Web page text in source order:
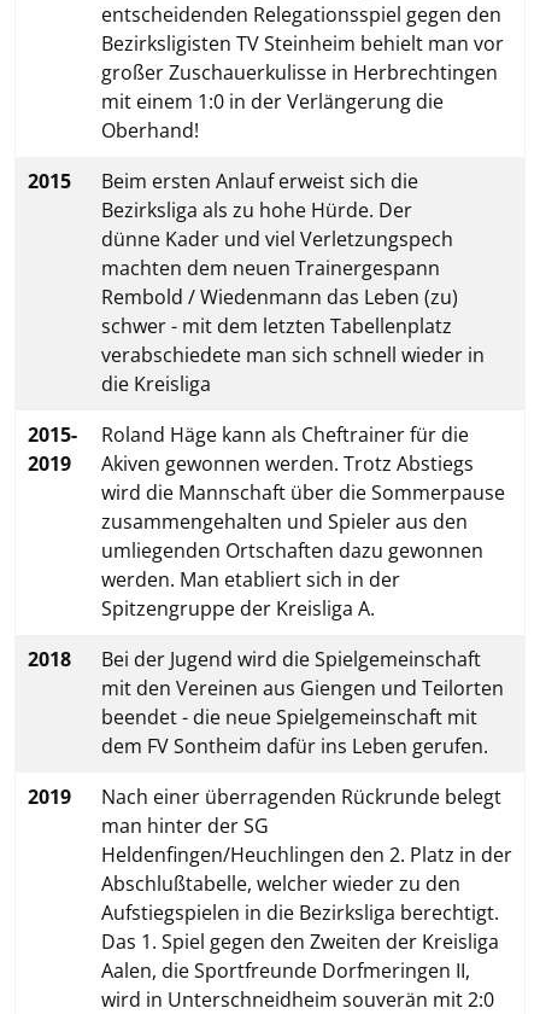
entscheidenden Relegationsspiel gegen den
Bezirksligisten TV Steinheim behielt man vor
großer Zuschauerkulisse in Herbrechtingen
mit einem 1:0 in der Verlängerung die
Oberhand!
2015
Beim ersten Anlauf erweist sich die
Bezirksliga als zu hohe Hürde. Der
dünne Kader und viel Verletzungspech
machten dem neuen Trainergespann
Rembold / Wiedenmann das Leben (zu)
schwer - mit dem letzten Tabellenplatz
verabschiedete man sich schnell wieder in
die Kreisliga
2015-
2019
Roland Häge kann als Cheftrainer für die
Akiven gewonnen werden. Trotz Abstiegs
wird die Mannschaft über die Sommerpause
zusammengehalten und Spieler aus den
umliegenden Ortschaften dazu gewonnen
werden. Man etabliert sich in der
Spitzengruppe der Kreisliga A.
2018
Bei der Jugend wird die Spielgemeinschaft
mit den Vereinen aus Giengen und Teilorten
beendet - die neue Spielgemeinschaft mit
dem FV Sontheim dafür ins Leben gerufen.
2019
Nach einer überragenden Rückrunde belegt
man hinter der SG
Heldenfingen/Heuchlingen den 2. Platz in der
Abschlußtabelle, welcher wieder zu den
Aufstiegspielen in die Bezirksliga berechtigt.
Das 1. Spiel gegen den Zweiten der Kreisliga
Aalen, die Sportfreunde Dorfmeringen II,
wird in Unterschneidheim souverän mit 2:0